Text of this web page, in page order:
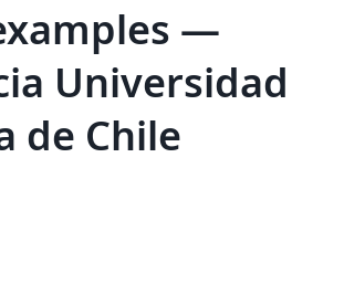
—
Universidad
de Chile